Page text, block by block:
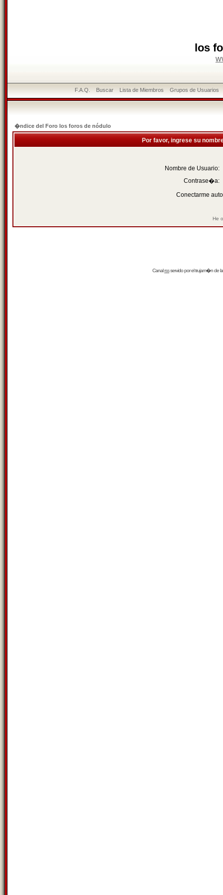
los
F.A.Q. Buscar Lista de Miembros Grupos de Usuarios
�ndice del Foro los foros de nódulo
Por favor, ingrese su
Nombre de Usuario:
Contrase�a:
Conectarme
He
Canalrssservido por eltrujam�nde